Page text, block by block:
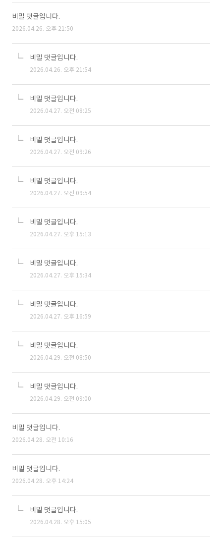
비밀 댓글입니다.
2026.04.26. 오후 21:50
비밀 댓글입니다.
2026.04.26. 오후 21:54
비밀 댓글입니다.
2026.04.27. 오전 08:25
비밀 댓글입니다.
2026.04.27. 오전 09:26
비밀 댓글입니다.
2026.04.27. 오전 09:54
비밀 댓글입니다.
2026.04.27. 오후 15:13
비밀 댓글입니다.
2026.04.27. 오후 15:34
비밀 댓글입니다.
2026.04.27. 오후 16:59
비밀 댓글입니다.
2026.04.29. 오전 08:50
비밀 댓글입니다.
2026.04.29. 오전 09:00
비밀 댓글입니다.
2026.04.28. 오전 10:16
비밀 댓글입니다.
2026.04.28. 오후 14:24
비밀 댓글입니다.
2026.04.28. 오후 15:05